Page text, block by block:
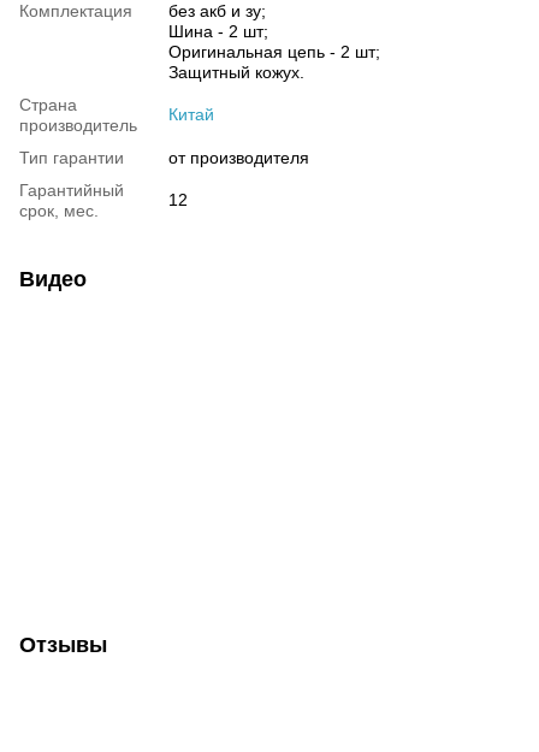
Комплектация
без акб и зу;
Шина - 2 шт;
Оригинальная цепь - 2 шт;
Защитный кожух.
Страна
производитель
Китай
Тип гарантии
от производителя
Гарантийный
срок, мес.
12
Видео
Отзывы